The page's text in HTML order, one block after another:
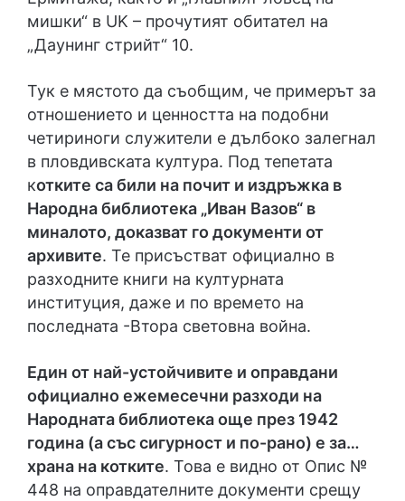
мишки“ в UK – прочутият обитател на
„Даунинг стрийт“ 10.
Тук е мястото да съобщим, че примерът за
отношението и ценността на подобни
четириноги служители е дълбоко залегнал
в пловдивската култура. Под тепетата
котките са били на почит и издръжка в
Народна библиотека „Иван Вазов“ в
миналото, доказват го документи от
архивите. Те присъстват официално в
разходните книги на културната
институция, даже и по времето на
последната -Втора световна война.
Един от най-устойчивите и оправдани
официално ежемесечни разходи на
Народната библиотека още през 1942
година (а със сигурност и по-рано) е за…
храна на котките. Това е видно от Опис №
448 на оправдателните документи срещу